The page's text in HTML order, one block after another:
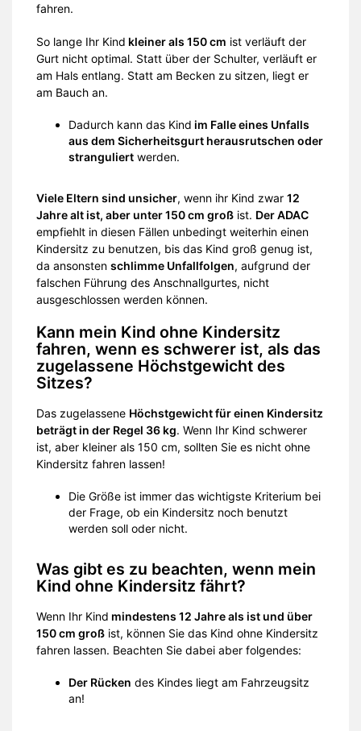
fahren.
So lange Ihr Kind kleiner als 150 cm ist verläuft der
Gurt nicht optimal. Statt über der Schulter, verläuft er
am Hals entlang. Statt am Becken zu sitzen, liegt er
am Bauch an.
Dadurch kann das Kind im Falle eines Unfalls
aus dem Sicherheitsgurt herausrutschen oder
stranguliert werden.
Viele Eltern sind unsicher, wenn ihr Kind zwar 12
Jahre alt ist, aber unter 150 cm groß ist. Der ADAC
empfiehlt in diesen Fällen unbedingt weiterhin einen
Kindersitz zu benutzen, bis das Kind groß genug ist,
da ansonsten schlimme Unfallfolgen, aufgrund der
falschen Führung des Anschnallgurtes, nicht
ausgeschlossen werden können.
Kann mein Kind ohne Kindersitz
fahren, wenn es schwerer ist, als das
zugelassene Höchstgewicht des
Sitzes?
Das zugelassene Höchstgewicht für einen Kindersitz
beträgt in der Regel 36 kg. Wenn Ihr Kind schwerer
ist, aber kleiner als 150 cm, sollten Sie es nicht ohne
Kindersitz fahren lassen!
Die Größe ist immer das wichtigste Kriterium bei
der Frage, ob ein Kindersitz noch benutzt
werden soll oder nicht.
Was gibt es zu beachten, wenn mein
Kind ohne Kindersitz fährt?
Wenn Ihr Kind mindestens 12 Jahre als ist und über
150 cm groß ist, können Sie das Kind ohne Kindersitz
fahren lassen. Beachten Sie dabei aber folgendes:
Der Rücken des Kindes liegt am Fahrzeugsitz
an!